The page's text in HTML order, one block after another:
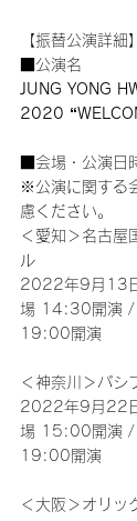
【振替公演詳細】
■公演名
JUNG YONG
2020
■会場・公演日
※公演に関する
慮ください。
＜愛知＞名古屋
ル
2022年9月13
場 14:30開演 /
19:00開演
＜神奈川＞パシ
2022年9月22
場 15:00開演 /
19:00開演
＜大阪＞オリッ